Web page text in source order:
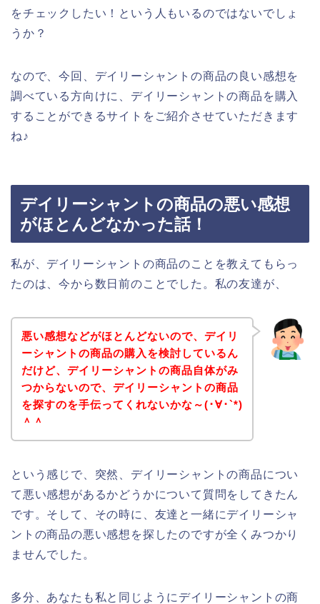
をチェックしたい！という人もいるのではないでしょ
うか？
なので、今回、デイリーシャントの商品の良い感想を
調べている方向けに、デイリーシャントの商品を購入
することができるサイトをご紹介させていただきます
ね♪
デイリーシャントの商品の悪い感想
がほとんどなかった話！
私が、デイリーシャントの商品のことを教えてもらっ
たのは、今から数日前のことでした。私の友達が、
悪い感想などがほとんどないので、デイリ
ーシャントの商品の購入を検討しているん
だけど、デイリーシャントの商品自体がみ
つからないので、デイリーシャントの商品
を探すのを手伝ってくれないかな～(･∀･`*)
＾＾
という感じで、突然、デイリーシャントの商品につい
て悪い感想があるかどうかについて質問をしてきたん
です。そして、その時に、友達と一緒にデイリーシャ
ントの商品の悪い感想を探したのですが全くみつかり
ませんでした。
多分、あなたも私と同じようにデイリーシャントの商